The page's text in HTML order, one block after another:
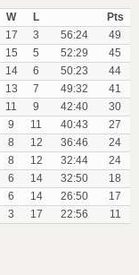
W L
Pts
17 3 56:24
49
15 5 52:29
45
14 6 50:23
44
13 7 49:32
41
11 9 42:40
30
9 11 40:43
27
8 12 36:46
24
8 12 32:44
24
6 14 32:50
18
6 14 26:50
17
3 17 22:56 11